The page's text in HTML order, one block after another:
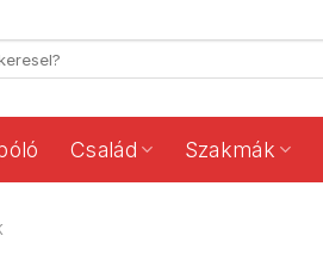
Család Szakmák